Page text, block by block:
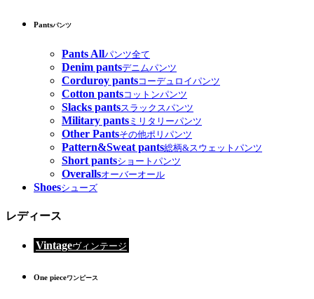
Pantsパンツ
Pants Allパンツ全て
Denim pantsデニムパンツ
Corduroy pantsコーデュロイパンツ
Cotton pantsコットンパンツ
Slacks pantsスラックスパンツ
Military pants ミリタリーパンツ
Other Pantsその他ポリパンツ
Pattern&Sweat pants総柄&スウェットパンツ
Short pantsショートパンツ
Overallsオーバーオール
Shoesシューズ
レディース
Vintageヴィンテージ
One pieceワンピース